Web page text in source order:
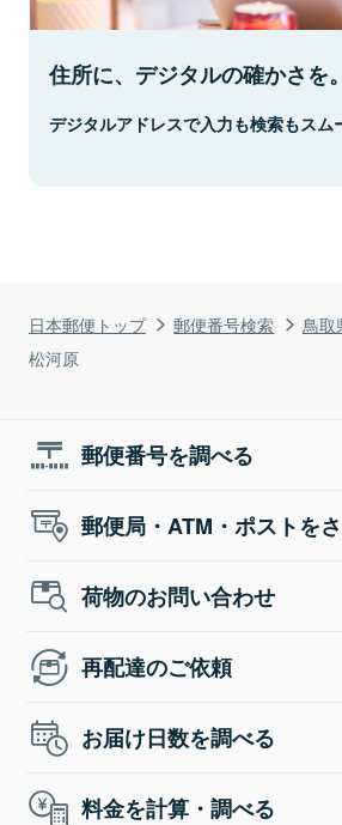
日本郵便トップ 郵便番号検索 鳥取
松河原
住所に、デジタルの確かさを。
デジタルアドレスで入力も検索もスム
郵便番号を調べる
郵便局・ATM・ポストを
荷物のお問い合わせ
再配達のご依頼
お届け日数を調べる
料金を計算・調べる